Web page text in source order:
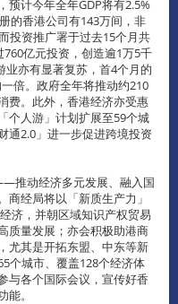
预计今年全年GDP将有2.5%
的香港公司有143万间，非
投资推广署于过去15个月共
亿元投资，创造逾1万5千
业亦有显著复苏，首4个月的
倍。政府全年将推动约210
费。此外，香港经济亦受惠
个人游」计划扩展至59个城
通2.0」进一步促进跨境投资
推动经济多元发展、融入国
经局将以「新质生产力」
济，并朝区域知识产权贸易
质量发展；亦会积极助港商
尤其是开拓东盟、中东等新
个城市、覆盖128个经济体
与各个国际会议，宣传好香
。